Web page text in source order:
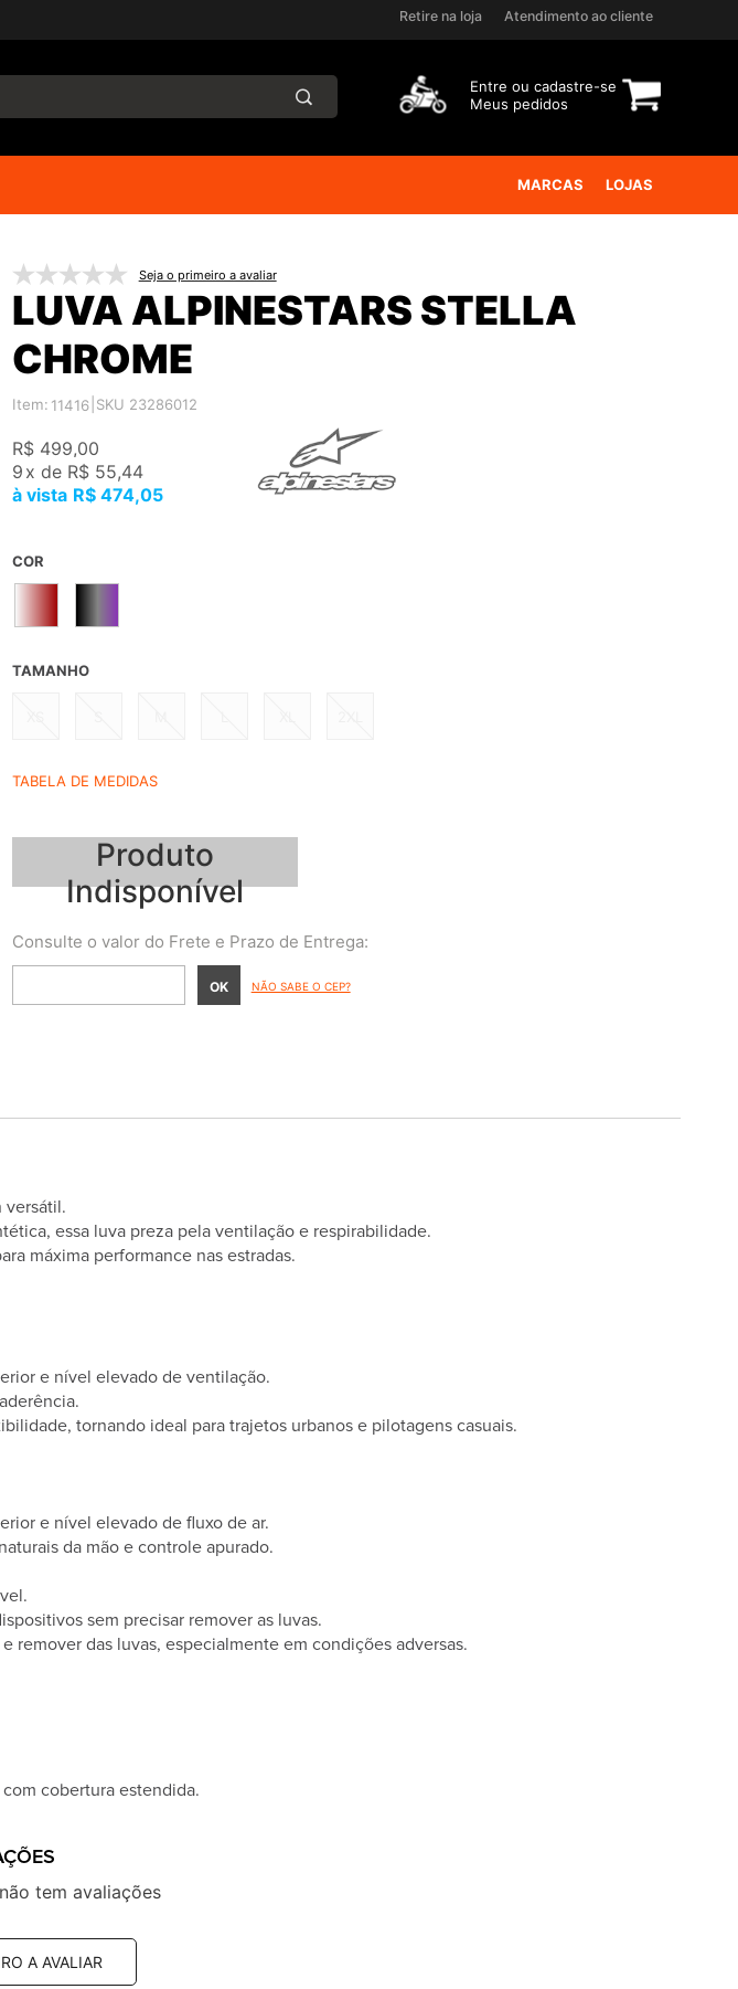
Retire na loja Atendimento ao cliente
Entre ou cadastre-se
Meus pedidos
LOJAS
MARCAS
Seja o primeiro a avaliar
LUVA ALPINESTARS STELLA
CHROME
Item: 11416 SKU 23286012
R$ 499,00
9 x de R$ 55,44
R$ 474,05
COR
TAMANHO
TABELA DE MEDIDAS
Produto
Indisponível
NÃO SABE O CEP?
versátil.
essa luva preza pela ventilação e respirabilidade.
máxima performance nas estradas.
e nível elevado de ventilação.
tornando ideal para trajetos urbanos e pilotagens casuais.
e nível elevado de fluxo de ar.
da mão e controle apurado.
sem precisar remover as luvas.
remover das luvas, especialmente em condições adversas.
cobertura estendida.
tem avaliações
A AVALIAR